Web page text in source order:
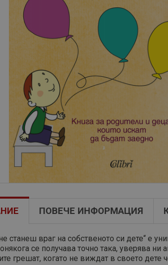
ПОВЕЧЕ ИНФОРМАЦИЯ
станеш враг на собственото си дете“ е
се получава точно така, уверява
грешат, когато не виждат в своето